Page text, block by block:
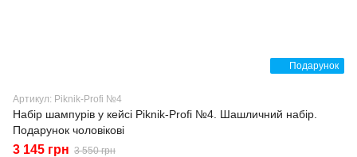
Подарунок
Артикул: Piknik-Profi №4
Набір шампурів у кейсі Piknik-Profi №4. Шашличний набір.
Подарунок чоловікові
3 145 грн 3 550 грн